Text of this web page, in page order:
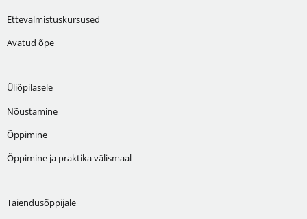
Ettevalmistuskursused
Avatud õpe
Üliõpilasele
Nõustamine
Õppimine
Õppimine ja praktika välismaal
Täiendusõppijale